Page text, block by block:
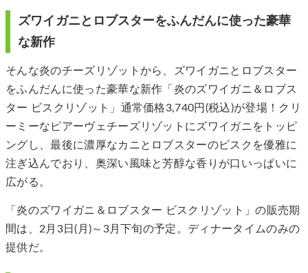
ズワイガニとロブスターをふんだんに使った豪華
な新作
そんな炎のチーズリゾットから、ズワイガニとロブスター
をふんだんに使った豪華な新作「炎のズワイガニ＆ロブス
ター ビスクリゾット」通常価格3,740円(税込)が登場！クリ
ーミーなピアーヴェチーズリゾットにズワイガニをトッピ
ングし、最後に濃厚なカニとロブスターのビスクを優雅に
注ぎ込んでおり、奥深い風味と芳醇な香りが口いっぱいに
広がる。
「炎のズワイガニ＆ロブスター ビスクリゾット」の販売期
間は、2月3日(月)～3月下旬の予定。ディナータイムのみの
提供だ。